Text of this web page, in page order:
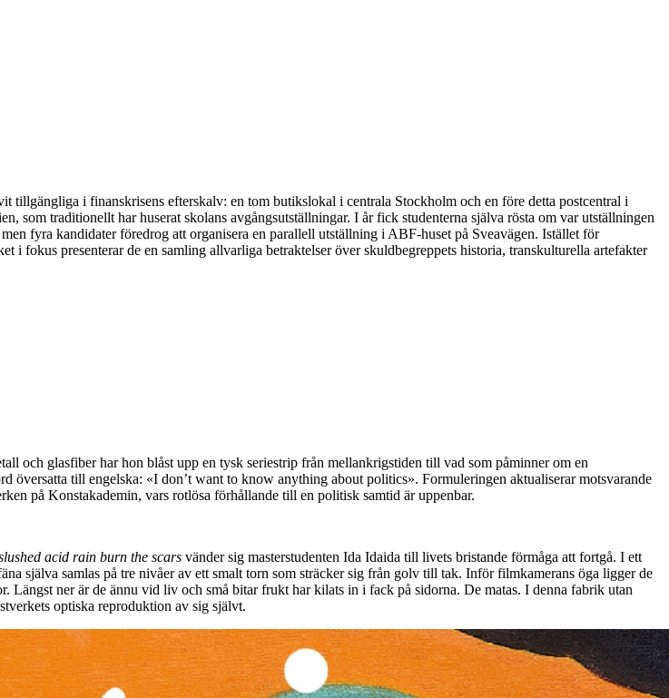
tillgängliga i finanskrisens efterskalv: en tom butikslokal i centrala Stockholm och en före detta postcentral i
som traditionellt har huserat skolans avgångsutställningar. I år fick studenterna själva rösta om var utställningen
fyra kandidater föredrog att organisera en parallell utställning i ABF-huset på Sveavägen. Istället för
fokus presenterar de en samling allvarliga betraktelser över skuldbegreppets historia, transkulturella artefakter
och glasfiber har hon blåst upp en tysk seriestrip från mellankrigstiden till vad som påminner om en
översatta till engelska: «I don’t want to know anything about politics». Formuleringen aktualiserar motsvarande
på Konstakademin, vars rotlösa förhållande till en politisk samtid är uppenbar.
acid rain burn the scars vänder sig masterstudenten Ida Idaida till livets bristande förmåga att fortgå. I ett
själva samlas på tre nivåer av ett smalt torn som sträcker sig från golv till tak. Inför filmkamerans öga ligger de
ner är de ännu vid liv och små bitar frukt har kilats in i fack på sidorna. De matas. I denna fabrik utan
optiska reproduktion av sig självt.